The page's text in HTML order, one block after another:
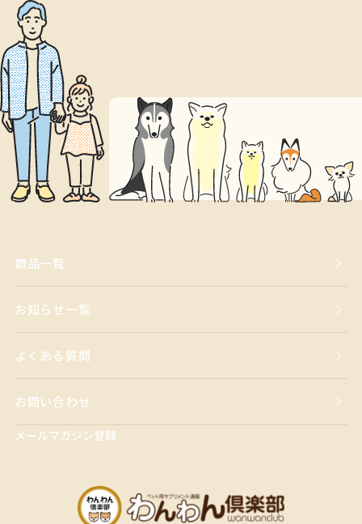
商品一覧
お知らせ一覧
よくある質問
お問い合わせ
メールマガジン登録